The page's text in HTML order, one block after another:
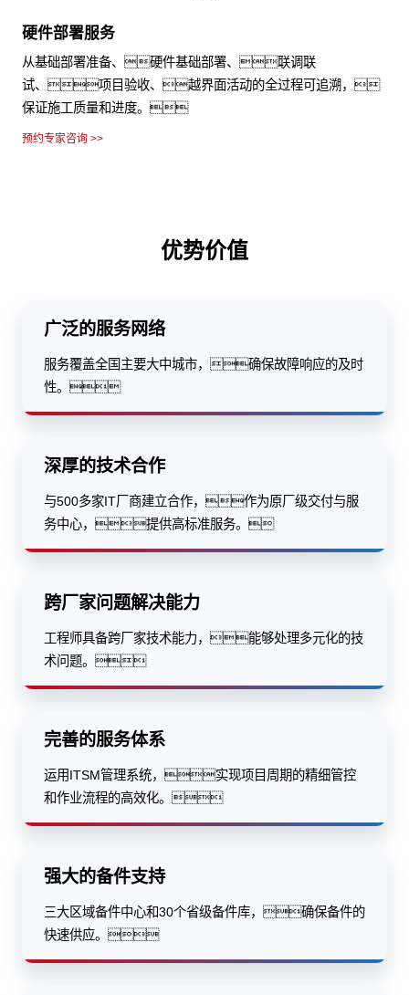
硬件部署服务
从基础部署准备、硬件基础部署、联调联
试、项目验收、越界面活动的全过程可追溯，
保证施工质量和进度。
预约专家咨询 >>
优势价值
广泛的服务网络
服务覆盖全国主要大中城市，确保故障响应的及时
性。
深厚的技术合作
与500多家IT厂商建立合作，作为原厂级交付与服
务中心，提供高标准服务。
跨厂家问题解决能力
工程师具备跨厂家技术能力，能够处理多元化的技
术问题。
完善的服务体系
运用ITSM管理系统，实现项目周期的精细管控
和作业流程的高效化。
强大的备件支持
三大区域备件中心和30个省级备件库，确保备件的
快速供应。